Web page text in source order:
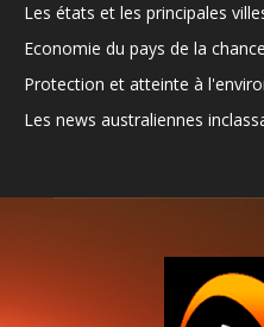
Les états et les principales
Economie du pays de la chance
Protection et atteinte à
Les news australiennes